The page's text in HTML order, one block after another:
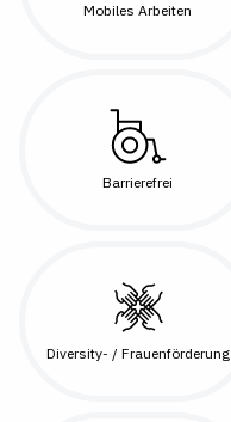
Mobiles Arbeiten
Barrierefrei
Diversity- / Frauenförderung